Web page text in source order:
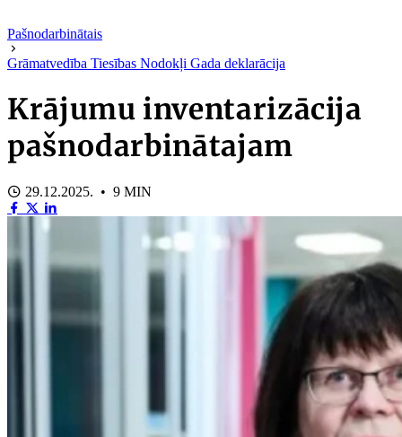
Pašnodarbinātais
Grāmatvedība Tiesības Nodokļi Gada deklarācija
Krājumu inventarizācija
pašnodarbinātajam
29.12.2025. • 9 MIN